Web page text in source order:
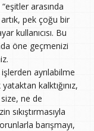
arasında
pek çoğu bir
kullanıcısı. Bu
öne geçmenizi
ayrılabilme
kalktığınız,
ne de
sıkıştırmasıyla
barışmayı,